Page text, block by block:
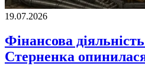
19.07.2026
Фінансова
Стерненка